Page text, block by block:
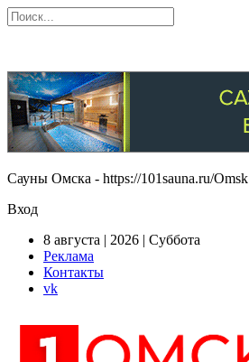
Сауны Омска - https://101sauna.ru/Omsk
Вход
8 августа | 2026 | Суббота
Реклама
Контакты
vk